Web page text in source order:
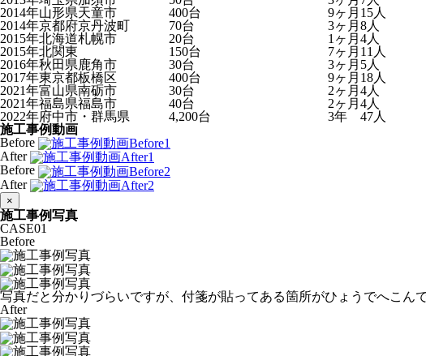
2014年山形県天童市 400台 9ヶ月 15人
2014年京都府京丹波町 70台 3ヶ月 8人
2015年北海道札幌市 20台 1ヶ月 4人
2015年北関東 150台 7ヶ月 11人
2016年秋田県鹿角市 30台 3ヶ月 5人
2017年東京都板橋区 400台 9ヶ月 18人
2021年富山県南砺市 30台 2ヶ月 4人
2021年福島県福島市 40台 2ヶ月 4人
2022年府中市・群馬県 4,200台 3年
47人
施工事例動画
Before
After
Before
After
×
施工事例写真
CASE01
Before
写真だと分かりづらいですが、付箋が貼ってある箇所がひょうでへこん
After